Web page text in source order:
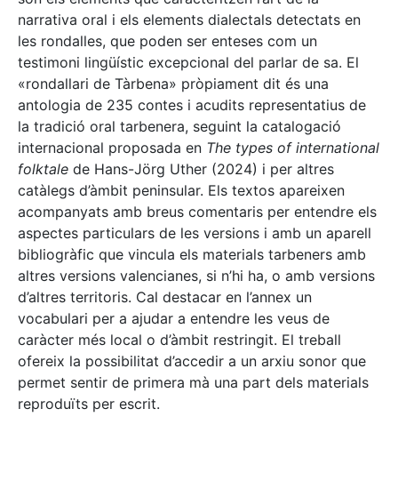
narrativa oral i els elements dialectals detectats en
les rondalles, que poden ser enteses com un
testimoni lingüístic excepcional del parlar de sa. El
«rondallari de Tàrbena» pròpiament dit és una
antologia de 235 contes i acudits representatius de
la tradició oral tarbenera, seguint la catalogació
internacional proposada en The types of international
folktale de Hans-Jörg Uther (2024) i per altres
catàlegs d’àmbit peninsular. Els textos apareixen
acompanyats amb breus comentaris per entendre els
aspectes particulars de les versions i amb un aparell
bibliogràfic que vincula els materials tarbeners amb
altres versions valencianes, si n’hi ha, o amb versions
d’altres territoris. Cal destacar en l’annex un
vocabulari per a ajudar a entendre les veus de
caràcter més local o d’àmbit restringit. El treball
ofereix la possibilitat d’accedir a un arxiu sonor que
permet sentir de primera mà una part dels materials
reproduïts per escrit.